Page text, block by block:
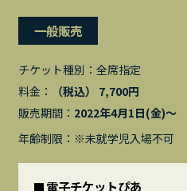
一般販売
チケット種別： 全席指定
料金：
（税込） 7,700円
販売期間： 2022年4月1日(金)〜
年齢制限：※未就学児入場不可
電子チケットぴあ